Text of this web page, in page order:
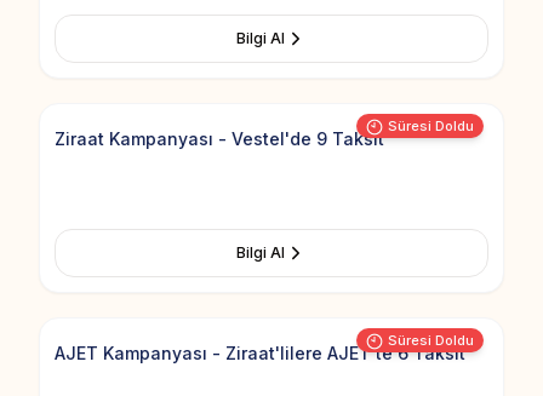
Bilgi Al
Süresi Doldu
Add to
Ziraat Kampanyası - Vestel'de 9 Taksit
Bilgi Al
Süresi Doldu
Add to
AJET Kampanyası - Ziraat'lilere AJET'te 6 Taksit